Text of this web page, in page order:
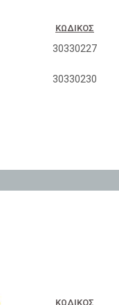
ΚΩΔΙΚΌΣ
30330227
30330230
ΚΩΔΙΚΌΣ